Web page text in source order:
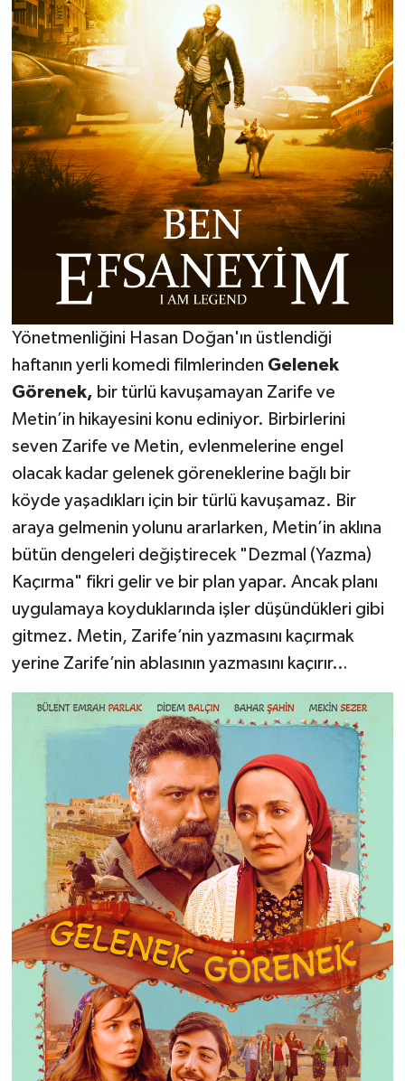
Yönetmenliğini Hasan Doğan'ın üstlendiği
haftanın yerli komedi filmlerinden Gelenek
Görenek, bir türlü kavuşamayan Zarife ve
Metin’in hikayesini konu ediniyor. Birbirlerini
seven Zarife ve Metin, evlenmelerine engel
olacak kadar gelenek göreneklerine bağlı bir
köyde yaşadıkları için bir türlü kavuşamaz. Bir
araya gelmenin yolunu ararlarken, Metin’in aklına
bütün dengeleri değiştirecek "Dezmal (Yazma)
Kaçırma" fikri gelir ve bir plan yapar. Ancak planı
uygulamaya koyduklarında işler düşündükleri gibi
gitmez. Metin, Zarife’nin yazmasını kaçırmak
yerine Zarife’nin ablasının yazmasını kaçırır…